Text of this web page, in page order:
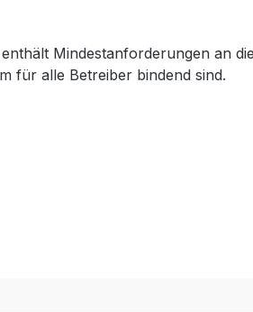
Mindestanforderungen an
für alle Betreiber bindend sind.